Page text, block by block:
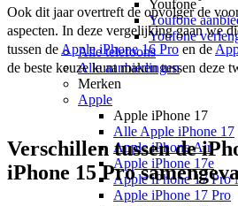
Youfone
Youfone
Youfone
Alle telefoons
Alle aanbiedingen
Merken
Apple
Apple iPhone 17
Alle Apple iPhone 17
Apple iPhone Air
Apple iPhone 17e
Apple iPhone 17 Pro
Apple iPhone 17 Pro
Ook dit jaar overtreft de opvolger de
aspecten. In deze vergelijking gaan we
tussen de Apple iPhone 16 Pro en de
de beste keuze kunt maken tussen deze
Verschillen tussen de
iPhone 15 Pro